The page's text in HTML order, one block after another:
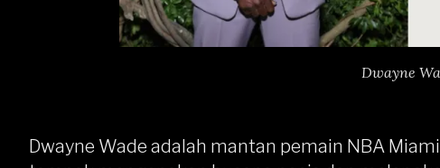
Dwayne
Dwayne Wade adalah mantan pemain NBA